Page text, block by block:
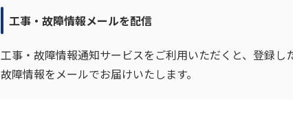
工事・故障情報メールを配信
工事・故障情報通知サービスをご利用いただくと、登録し
故障情報をメールでお届けいたします。